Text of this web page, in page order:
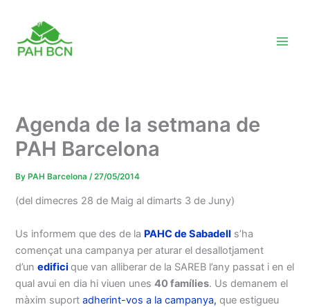
content
Agenda de la setmana de
PAH Barcelona
By PAH Barcelona/27/05/2014
(del dimecres 28 de Maig al dimarts 3 de Juny)
Us informem que des de la PAHC de Sabadell s’ha
començat una campanya per aturar el desallotjament
d’unedifici que van alliberar de la SAREB l’any passat i en el
qual avui en dia hi viuen unes40 famílies. Us demanem el
màxim suportadherint-vos a la campanya, que estigueu